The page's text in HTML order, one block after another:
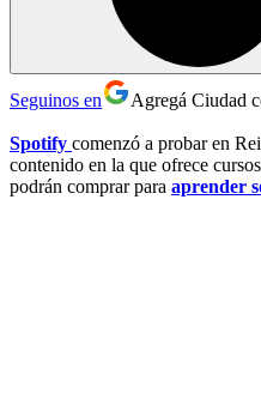
Seguinos en Agregá Ciudad
Spotify comenzó a probar en
contenido en la que ofrece
podrán comprar para aprender